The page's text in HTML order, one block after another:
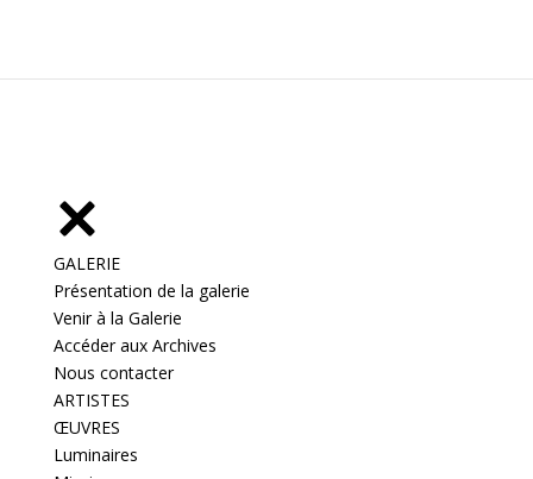
GALERIE
Présentation de la galerie
Venir à la Galerie
Accéder aux Archives
Nous contacter
ARTISTES
ŒUVRES
Luminaires